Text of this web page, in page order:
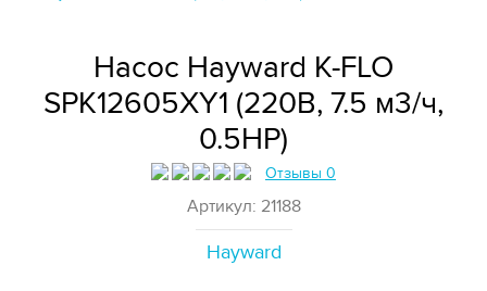
Насос Hayward K-FLO
SPK12605XY1 (220В, 7.5 м3/ч,
0.5НР)
Отзывы 0
Артикул: 21188
Hayward